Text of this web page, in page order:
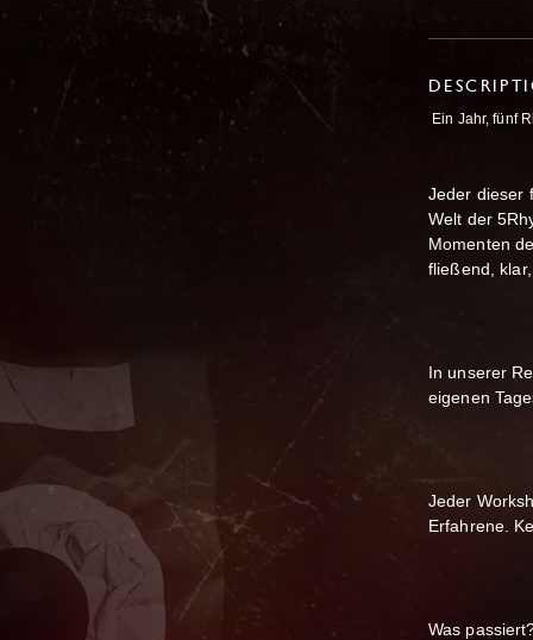
Ein Jahr, fünf
Jeder dieser
Welt der
Momenten
fließend,
In unserer
eigenen
Jeder
Erfahrene.
Was